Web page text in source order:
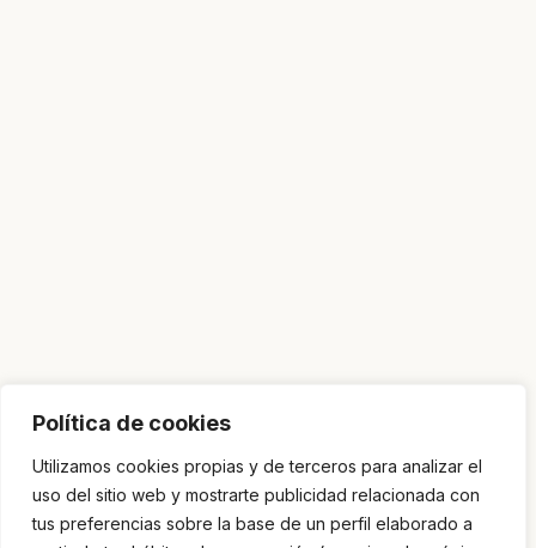
Política de cookies
Utilizamos cookies propias y de terceros para analizar el
uso del sitio web y mostrarte publicidad relacionada con
tus preferencias sobre la base de un perfil elaborado a